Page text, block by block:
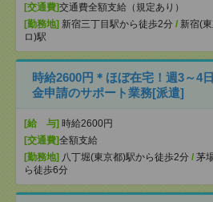
[交通費]交通費全額支給（規定あり）
[勤務地] 新宿三丁目駅から徒歩2分 / 新宿(
ロ)駅
時給2600円＊ほぼ在宅！週3～4
金申請のサポート業務[派遣]
[給 与] 時給2600円
[交通費]全額支給
[勤務地] 八丁堀(東京都)駅から徒歩2分 / 茅
ら徒歩6分